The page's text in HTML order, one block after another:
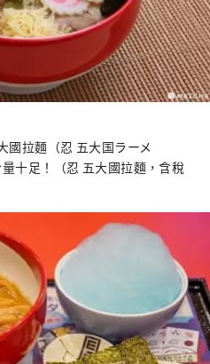
國拉麵（忍 五大国ラーメ
十足！（忍 五大國拉麵，含稅